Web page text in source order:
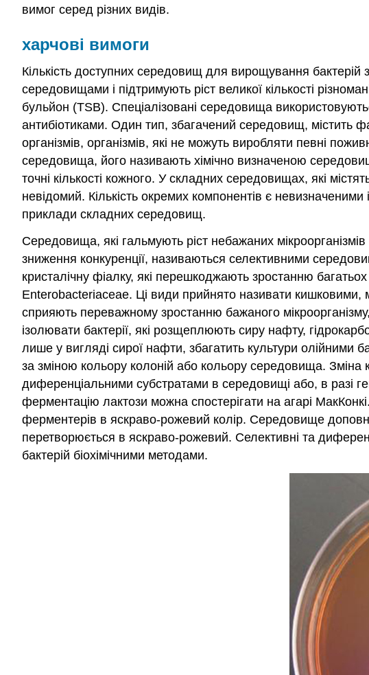
вимог серед різних видів.
харчові вимоги
Кількість доступних середовищ для вирощування
середовищами і підтримують ріст великої кількості
бульйон (TSB). Спеціалізовані середовища
антибіотиками. Один тип, збагачений середовищ, містить
організмів, організмів, які не можуть виробляти певні
середовища, його називають хімічно визначеною
точні кількості кожного. У складних середовищах, які
невідомий. Кількість окремих компонентів є
приклади складних середовищ.
Середовища, які гальмують ріст небажаних
зниження конкуренції, називаються селективними
кристалічну фіалку, які перешкоджають зростанню
Enterobacteriaceae. Ці види прийнято називати кишковими,
сприяють переважному зростанню бажаного
ізолювати бактерії, які розщеплюють сиру нафту,
лише у вигляді сирої нафти, збагатить культури олійними
за зміною кольору колоній або кольору середовища. Зміна
диференціальними субстратами в середовищі або, в разі
ферментацію лактози можна спостерігати на агарі
ферментерів в яскраво-рожевий колір. Середовище
перетворюється в яскраво-рожевий. Селективні та
бактерій біохімічними методами.